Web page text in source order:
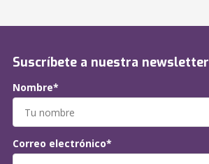
Suscríbete a nuestra newsletter
Nombre*
Correo electrónico*